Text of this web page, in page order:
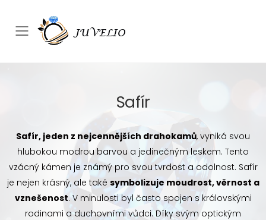
Přepínač mobilního menu
Safír
Safír, jeden z nejcennějších drahokamů, vyniká svou
hlubokou modrou barvou a jedinečným leskem. Tento
vzácný kámen je známý pro svou tvrdost a odolnost. Safír
je nejen krásný, ale také symbolizuje moudrost, věrnost a
vznešenost. V minulosti byl často spojen s královskými
rodinami a duchovními vůdci. Díky svým optickým